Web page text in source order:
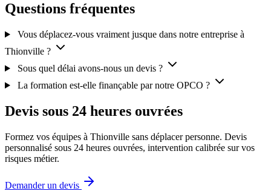
Questions fréquentes
Vous déplacez-vous vraiment jusque dans notre entreprise à
Thionville ?
Sous quel délai avons-nous un devis ?
La formation est-elle finançable par notre OPCO ?
Devis sous 24 heures ouvrées
Formez vos équipes à Thionville sans déplacer personne. Devis
personnalisé sous 24 heures ouvrées, intervention calibrée sur vos
risques métier.
Demander un devis